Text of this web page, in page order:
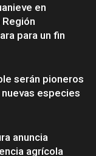
en
para un fin
serán pioneros
especies
anuncia
agrícola